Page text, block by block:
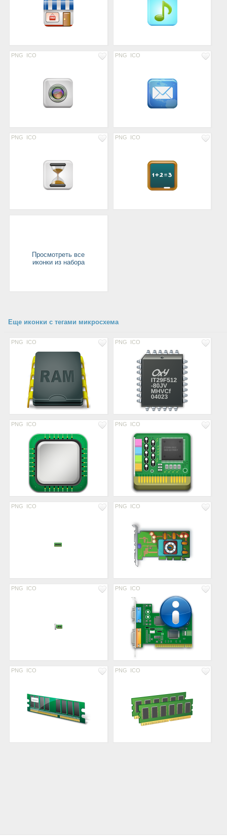
PNG ICO PNG ICO
PNG ICO PNG ICO
Просмотреть все
иконки из набора
Еще иконки с тегами микросхема
PNG ICO PNG ICO
PNG ICO PNG ICO
PNG ICO PNG ICO
PNG ICO PNG ICO
PNG ICO PNG ICO